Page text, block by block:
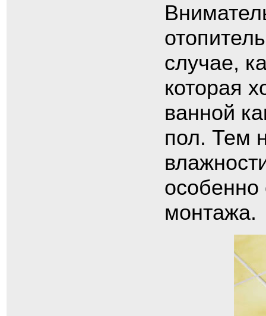
случае,
которая
ванной
пол. Тем
монтажа.